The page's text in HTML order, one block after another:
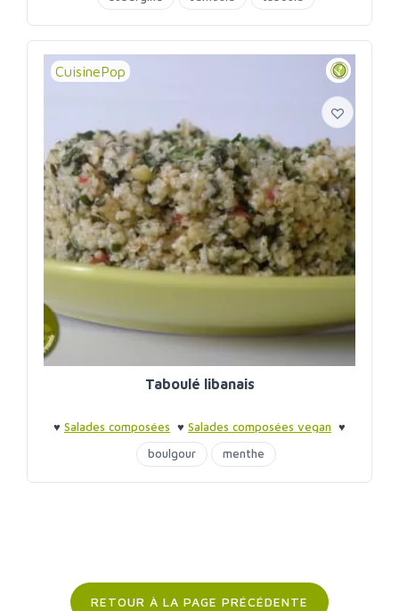
CuisinePop
Taboulé libanais
♥ Salades composées ♥ Salades composées vegan ♥
Barbecue entre amis♥ Barbecue entre amis
boulgour menthe
RETOUR À LA PAGE PRÉCÉDENTE